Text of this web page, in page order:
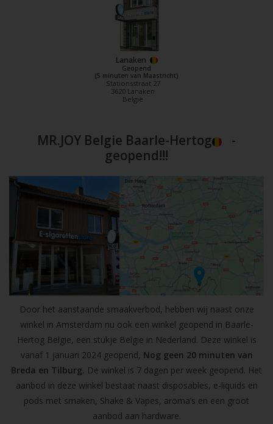
Lanaken
Geopend
(5 minuten van Maastricht)
Stationsstraat 27
3620 Lanaken
België
MR.JOY Belgie Baarle-Hertog
-
geopend!!!
Door het aanstaande smaakverbod, hebben wij naast onze
winkel in Amsterdam nu ook een winkel geopend in Baarle-
Hertog Belgie, een stukje Belgie in Nederland. Deze winkel is
vanaf 1 januari 2024 geopend, Nog geen 20 minuten van
Breda en Tilburg. De winkel is 7 dagen per week geopend. Het
aanbod in deze winkel bestaat naast disposables, e-liquids en
pods met smaken, Shake & Vapes, aroma’s en een groot
aanbod aan hardware.